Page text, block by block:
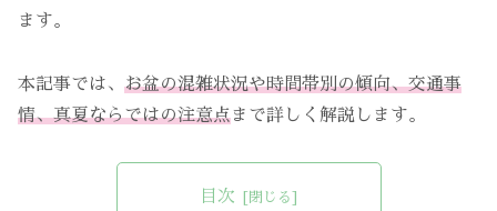
ます。
本記事では、 お盆の混雑状況や時間帯別の傾向、交通事
情、真夏ならではの注意点まで詳しく解説します。
目次